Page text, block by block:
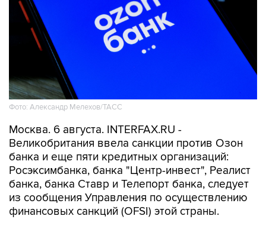
Фото: Александр Мелехов/ТАСС
Москва. 6 августа. INTERFAX.RU -
Великобритания ввела санкции против Озон
банка и еще пяти кредитных организаций:
Росэксимбанка, банка "Центр-инвест", Реалист
банка, банка Ставр и Телепорт банка, следует
из сообщения Управления по осуществлению
финансовых санкций (OFSI) этой страны.